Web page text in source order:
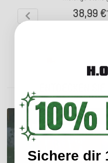
38,99 €*
Sichere dir